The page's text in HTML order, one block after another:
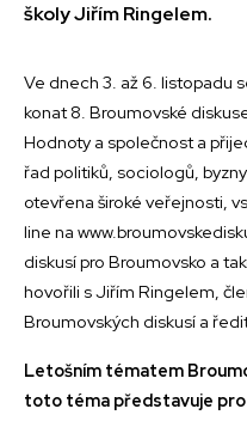
školy Jiřím Ringelem.
Ve dnech 3. až 6. listopadu
konat 8. Broumovské
Hodnoty a společnost a
řad politiků, sociologů,
otevřena široké veřejnosti,
line na
diskusí pro Broumovsko a
hovořili s Jiřím Ringelem,
Broumovských diskusí a
Letošním tématem
toto téma představuje pro